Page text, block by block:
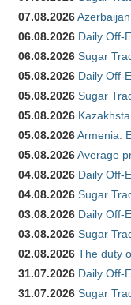
07.08.2026
06.08.2026 Daily Off-
06.08.2026 Sugar
05.08.2026 Daily Off-
05.08.2026 Sugar
05.08.2026
05.08.2026Armenia:
05.08.2026Average
04.08.2026 Daily Off-
04.08.2026 Sugar
03.08.2026 Daily Off-
03.08.2026 Sugar
02.08.2026 The duty
31.07.2026 Daily Off-
31.07.2026 Sugar